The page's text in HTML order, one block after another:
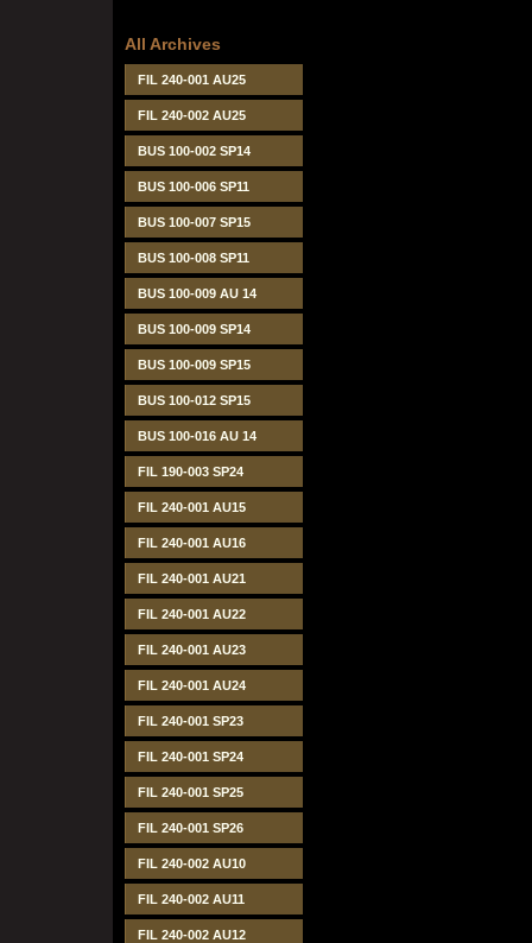
All Archives
FIL 240-001 AU25
FIL 240-002 AU25
BUS 100-002 SP14
BUS 100-006 SP11
BUS 100-007 SP15
BUS 100-008 SP11
BUS 100-009 AU 14
BUS 100-009 SP14
BUS 100-009 SP15
BUS 100-012 SP15
BUS 100-016 AU 14
FIL 190-003 SP24
FIL 240-001 AU15
FIL 240-001 AU16
FIL 240-001 AU21
FIL 240-001 AU22
FIL 240-001 AU23
FIL 240-001 AU24
FIL 240-001 SP23
FIL 240-001 SP24
FIL 240-001 SP25
FIL 240-001 SP26
FIL 240-002 AU10
FIL 240-002 AU11
FIL 240-002 AU12